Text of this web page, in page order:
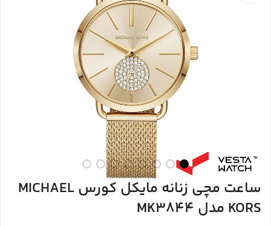
ساعت مچی زنانه مایکل کورس MICHAEL
KORS مدل MK3844